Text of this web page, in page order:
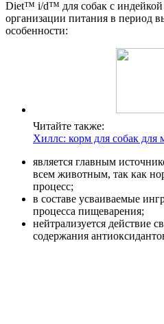
Diet™ i/d™ для собак с индейкой
организации питания в период
особенности:
Читайте также:
Хиллс: корм для собак
является главным
всем животным, так как
процесс;
в составе усваиваемые
процесса пищеварения;
нейтрализуется действие
содержания